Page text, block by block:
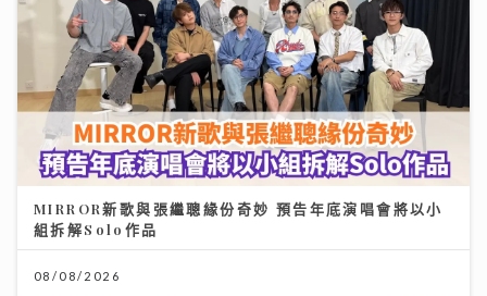
MIRROR新歌與張繼聰緣份奇妙 預告年底演唱會將以小
組拆解Solo作品
08/08/2026